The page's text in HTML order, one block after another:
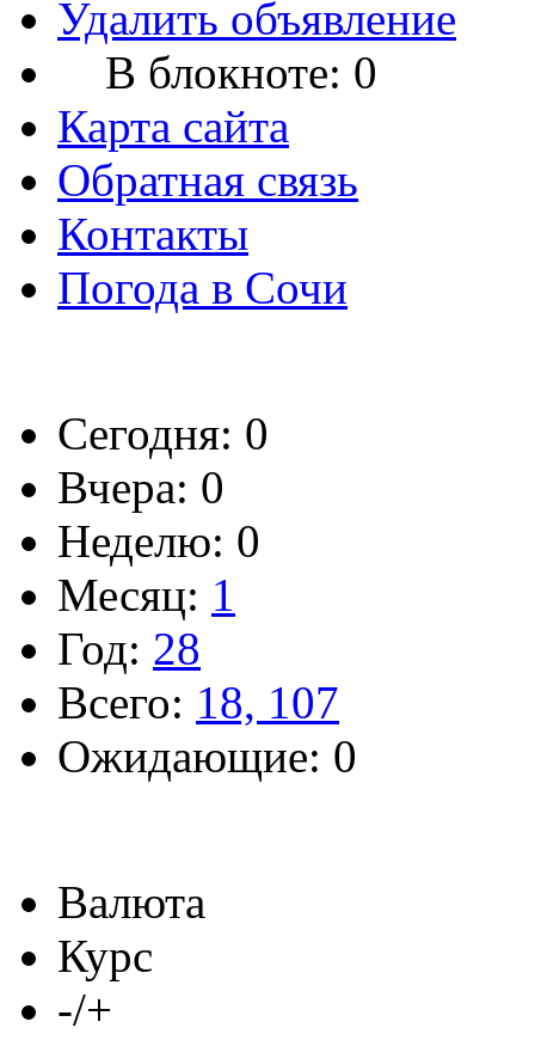
Удалить объявление
В блокноте: 0
Карта сайта
Обратная связь
Контакты
Погода в Сочи
Сегодня: 0
Вчера: 0
Неделю: 0
Месяц: 1
Год: 28
Всего: 18, 107
Ожидающие: 0
Валюта
Курс
-/+